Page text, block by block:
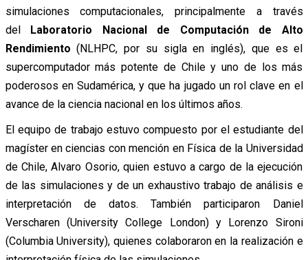
simulaciones computacionales, principalmente a través
del Laboratorio Nacional de Computación de Alto
Rendimiento (NLHPC, por su sigla en inglés), que es el
supercomputador más potente de Chile y uno de los más
poderosos en Sudamérica, y que ha jugado un rol clave en el
avance de la ciencia nacional en los últimos años.
El equipo de trabajo estuvo compuesto por el estudiante del
magíster en ciencias con mención en Física de la Universidad
de Chile, Alvaro Osorio, quien estuvo a cargo de la ejecución
de las simulaciones y de un exhaustivo trabajo de análisis e
interpretación de datos. También participaron Daniel
Verscharen (University College London) y Lorenzo Sironi
(Columbia University), quienes colaboraron en la realización e